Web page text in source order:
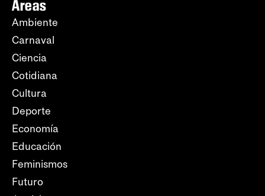
Áreas
Ambiente
Carnaval
Ciencia
Cotidiana
Cultura
Deporte
Economía
Educación
Feminismos
Futuro